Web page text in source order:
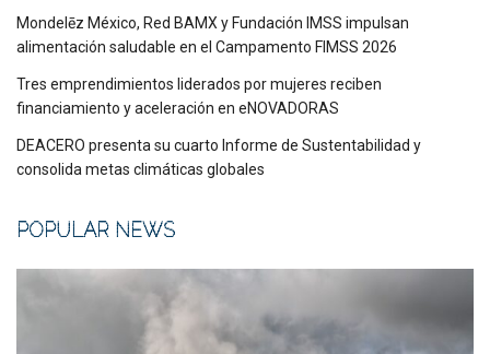
Mondelēz México, Red BAMX y Fundación IMSS impulsan
alimentación saludable en el Campamento FIMSS 2026
Tres emprendimientos liderados por mujeres reciben
financiamiento y aceleración en eNOVADORAS
DEACERO presenta su cuarto Informe de Sustentabilidad y
consolida metas climáticas globales
POPULAR NEWS